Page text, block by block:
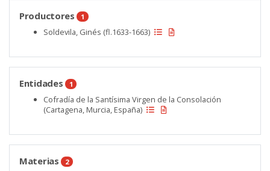
Productores 1
Soldevila, Ginés (fl.1633-1663)
Entidades 1
Cofradía de la Santísima Virgen de la Consolación
(Cartagena, Murcia, España)
Materias 2